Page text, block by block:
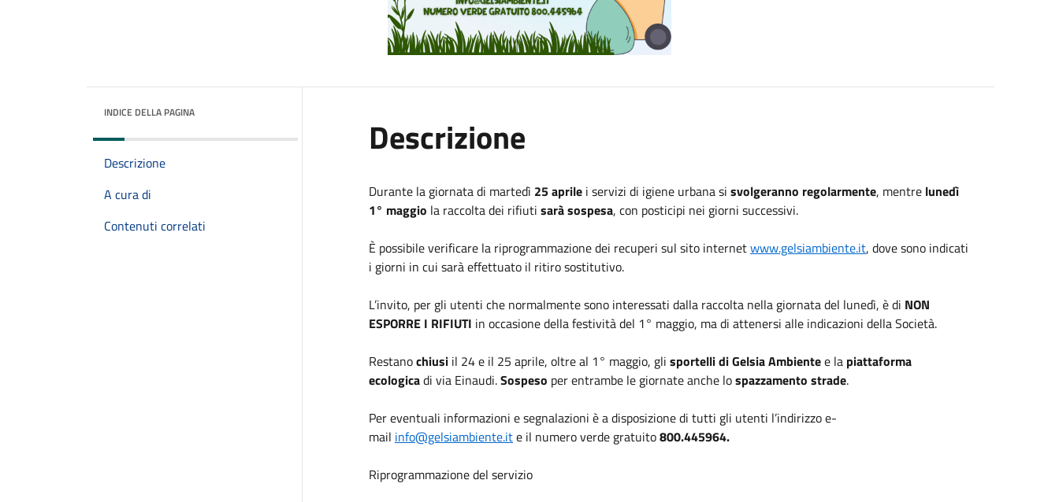
INDICE DELLA PAGINA
Descrizione
A cura di
Contenuti correlati
Descrizione
Durante la giornata di martedì 25 aprilei servizi di igiene urbana si svolgeranno regolarmente, mentre lunedì
1° maggio la raccolta dei rifiuti sarà sospesa, con posticipi nei giorni successivi.
È possibile verificare la riprogrammazione dei recuperi sul sito internetwww.gelsiambiente.it, dove sono indicati
i giorni in cui sarà effettuato il ritiro sostitutivo.
L’invito, per gli utenti che normalmente sono interessati dalla raccolta nella giornata del lunedì, è di NON
ESPORRE I RIFIUTI in occasione della festività del 1° maggio, ma di attenersi alle indicazioni della Società.
Restanochiusiil 24 e il 25 aprile, oltre al 1° maggio, gli sportelli di Gelsia Ambientee la piattaforma
ecologicadi via Einaudi.Sospeso per entrambe le giornate anche lospazzamento strade.
Per eventuali informazioni e segnalazioni è a disposizione di tutti gli utenti l’indirizzo e-
mail info@gelsiambiente.ite il numero verde gratuito800.445964.
Riprogrammazione del servizio